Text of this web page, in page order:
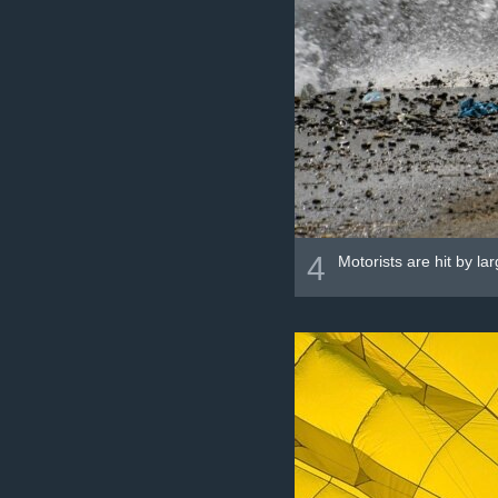
4 Motorists are hit by